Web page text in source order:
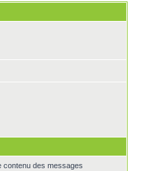
contenu des messages